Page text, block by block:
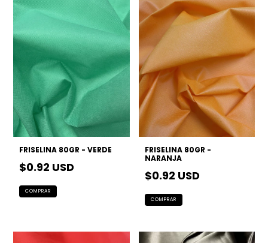
FRISELINA 80GR - VERDE
$0.92 USD
FRISELINA 80GR -
NARANJA
$0.92 USD